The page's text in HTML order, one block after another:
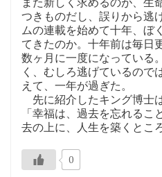
つきものだし、誤りから逃
ムの連載を始めて十年、ぼ
てきたのか。十年前は毎日
数ヶ月に一度になっている
く、むしろ逃げているので
えて、一年が過ぎた。
先に紹介したキング博士
「幸福は、過去を忘れる
去の上に、人生を築くとこ
0